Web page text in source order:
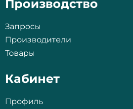
Производство
Запросы
Производители
Товары
Кабинет
Профиль